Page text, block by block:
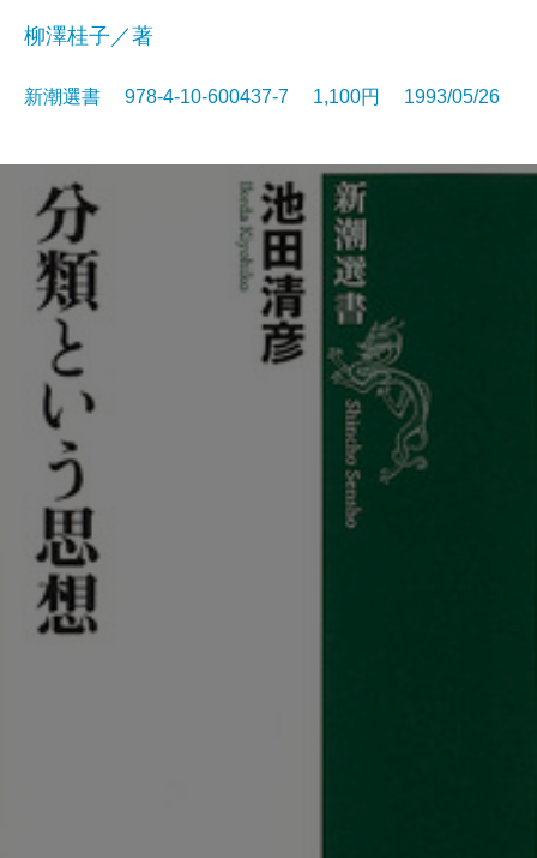
柳澤桂子／著
新潮選書 978-4-10-600437-7 1,100円 1993/05/26